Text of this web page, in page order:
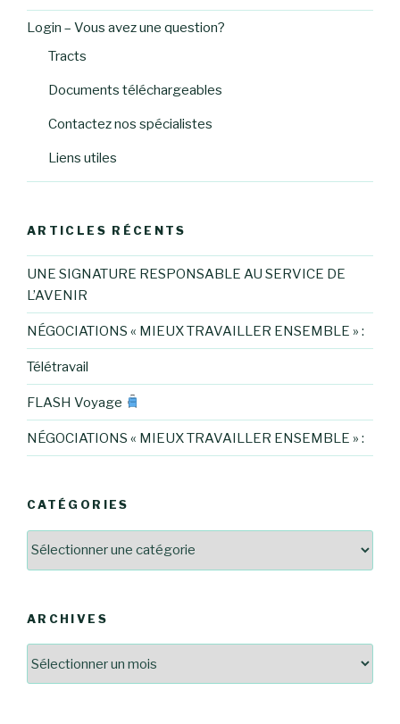
Login – Vous avez une question?
Tracts
Documents téléchargeables
Contactez nos spécialistes
Liens utiles
ARTICLES RÉCENTS
UNE SIGNATURE RESPONSABLE AU SERVICE DE
L’AVENIR
NÉGOCIATIONS « MIEUX TRAVAILLER ENSEMBLE » :
Télétravail
FLASH Voyage
NÉGOCIATIONS « MIEUX TRAVAILLER ENSEMBLE » :
CATÉGORIES
ARCHIVES